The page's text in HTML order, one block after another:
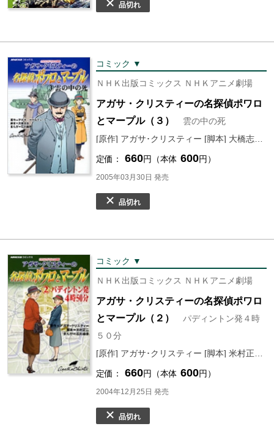
品切れ
コミック ▼
ＮＨＫ出版コミックス ＮＨＫアニメ劇場
アガサ・クリスティーの名探偵ポワロ
とマープル（３）
雲の中の死
定価： 660円（本体 600円）
2005年03月30日 発売
品切れ
コミック ▼
ＮＨＫ出版コミックス ＮＨＫアニメ劇場
アガサ・クリスティーの名探偵ポワロ
とマープル（２）
パディントン発４時
５０分
定価： 660円（本体 600円）
2004年12月25日 発売
品切れ